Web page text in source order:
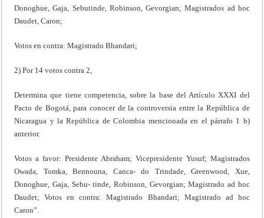
Donoghue, Gaja, Sebutinde, Robinson, Gevorgian; Magistrados ad hoc
Daudet, Caron;
Votos en contra: Magistrado Bhandari;
2) Por 14 votos contra 2,
Determina que tiene competencia, sobre la base del Artículo XXXI del
Pacto de Bogotá, para conocer de la controversia entre la República de
Nicaragua y la República de Colombia mencionada en el párrafo 1 b)
anterior.
Votos a favor: Presidente Abraham; Vicepresidente Yusuf; Magistrados
Owada, Tomka, Bennouna, Canca- do Trindade, Greenwood, Xue,
Donoghue, Gaja, Sebu- tinde, Robinson, Gevorgian; Magistrado ad hoc
Daudet; Votos en contra: Magistrado Bhandari; Magistrado ad hoc
Caron”.